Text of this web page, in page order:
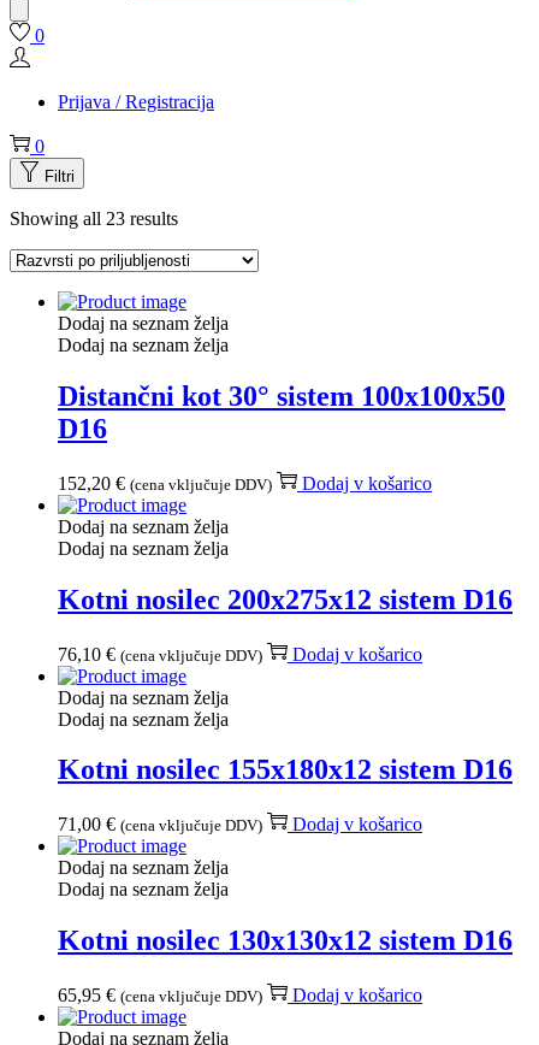
0
Prijava / Registracija
0
Filtri
Showing all 23 results
Dodaj na seznam želja
Dodaj na seznam želja
Distančni kot 30° sistem 100x100x50
D16
152,20 € (cena vključuje DDV) Dodaj v košarico
Dodaj na seznam želja
Dodaj na seznam želja
Kotni nosilec 200x275x12 sistem D16
76,10 € (cena vključuje DDV) Dodaj v košarico
Dodaj na seznam želja
Dodaj na seznam želja
Kotni nosilec 155x180x12 sistem D16
71,00 € (cena vključuje DDV) Dodaj v košarico
Dodaj na seznam želja
Dodaj na seznam želja
Kotni nosilec 130x130x12 sistem D16
65,95 € (cena vključuje DDV) Dodaj v košarico
Dodaj na seznam želja